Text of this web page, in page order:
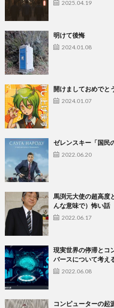
2025.04.19
明けて後悔
2024.01.08
開けましておめでと
2024.01.07
ゼレンスキー「国民
2022.06.20
馬渕元大使の超高度
んな意味で）怖い話
2022.06.17
現実世界の停滞とコ
バースについて考え
2022.06.08
コンピューターの起